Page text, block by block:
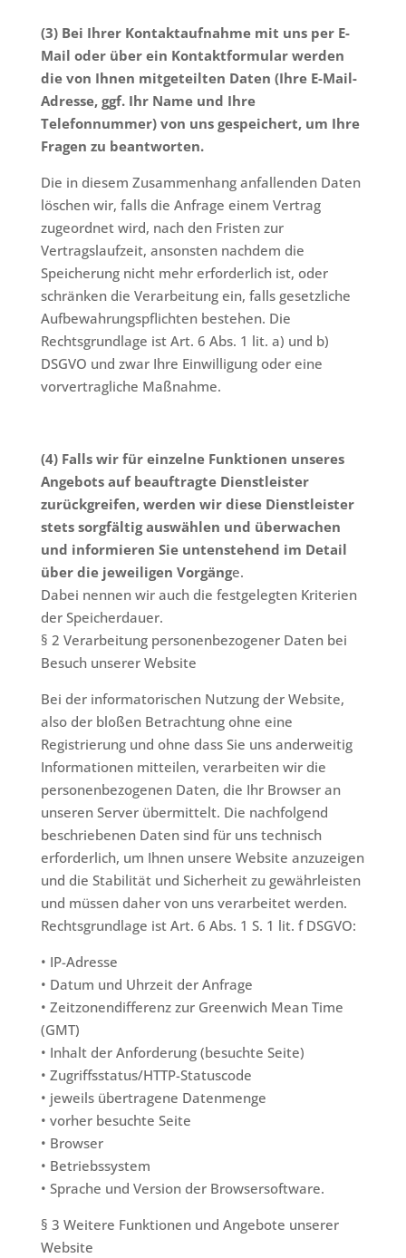
(3) Bei Ihrer Kontaktaufnahme mit uns per E-
Mail oder über ein Kontaktformular werden
die von Ihnen mitgeteilten Daten (Ihre E-Mail-
Adresse, ggf. Ihr Name und Ihre
Telefonnummer) von uns gespeichert, um Ihre
Fragen zu beantworten.
Die in diesem Zusammenhang anfallenden Daten
löschen wir, falls die Anfrage einem Vertrag
zugeordnet wird, nach den Fristen zur
Vertragslaufzeit, ansonsten nachdem die
Speicherung nicht mehr erforderlich ist, oder
schränken die Verarbeitung ein, falls gesetzliche
Aufbewahrungspflichten bestehen. Die
Rechtsgrundlage ist Art. 6 Abs. 1 lit. a) und b)
DSGVO und zwar Ihre Einwilligung oder eine
vorvertragliche Maßnahme.
(4) Falls wir für einzelne Funktionen unseres
Angebots auf beauftragte Dienstleister
zurückgreifen, werden wir diese Dienstleister
stets sorgfältig auswählen und überwachen
und informieren Sie untenstehend im Detail
über die jeweiligen Vorgänge.
Dabei nennen wir auch die festgelegten Kriterien
der Speicherdauer.
§ 2 Verarbeitung personenbezogener Daten bei
Besuch unserer Website
Bei der informatorischen Nutzung der Website,
also der bloßen Betrachtung ohne eine
Registrierung und ohne dass Sie uns anderweitig
Informationen mitteilen, verarbeiten wir die
personenbezogenen Daten, die Ihr Browser an
unseren Server übermittelt. Die nachfolgend
beschriebenen Daten sind für uns technisch
erforderlich, um Ihnen unsere Website anzuzeigen
und die Stabilität und Sicherheit zu gewährleisten
und müssen daher von uns verarbeitet werden.
Rechtsgrundlage ist Art. 6 Abs. 1 S. 1 lit. f DSGVO:
• IP-Adresse
• Datum und Uhrzeit der Anfrage
• Zeitzonendifferenz zur Greenwich Mean Time
(GMT)
• Inhalt der Anforderung (besuchte Seite)
• Zugriffsstatus/HTTP-Statuscode
• jeweils übertragene Datenmenge
• vorher besuchte Seite
• Browser
• Betriebssystem
• Sprache und Version der Browsersoftware.
§ 3 Weitere Funktionen und Angebote unserer
Website